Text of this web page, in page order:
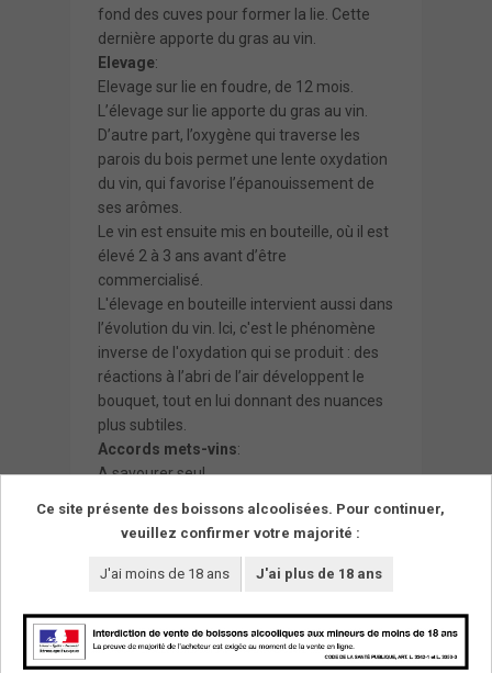
fond des cuves pour former la lie. Cette
dernière apporte du gras au vin.
Elevage:
Elevage sur lie en foudre, de 12 mois.
L’élevage sur lie apporte du gras au vin.
D’autre part, l’oxygène qui traverse les
parois du bois permet une lente oxydation
du vin, qui favorise l’épanouissement de
ses arômes.
Le vin est ensuite mis en bouteille, où il est
élevé 2 à 3 ans avant d’être
commercialisé.
L'élevage en bouteille intervient aussi dans
l’évolution du vin. Ici, c'est le phénomène
inverse de l'oxydation qui se produit : des
réactions à l’abri de l’air développent le
bouquet, tout en lui donnant des nuances
plus subtiles.
Accords mets-vins:
A savourer seul.
Ce site présente des boissons alcoolisées. Pour continuer,
veuillez confirmer votre majorité :
J'ai moins de 18 ans J'ai plus de 18 ans